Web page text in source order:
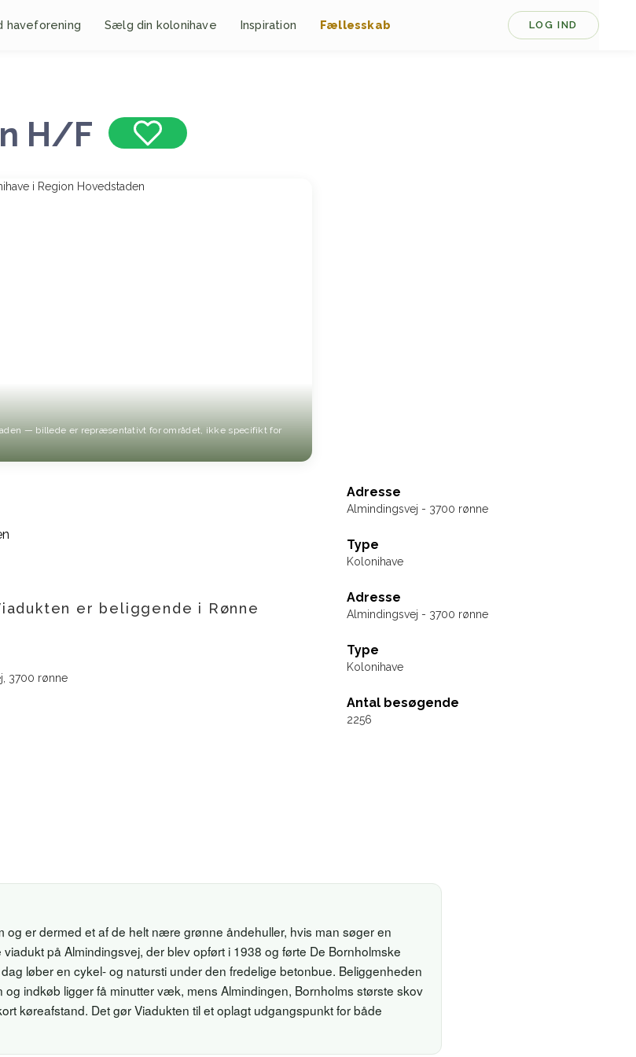
haveforening Sælg din kolonihave Inspiration Fællesskab LOG IND
H/F
— billede er repræsentativt for området, ikke specifikt for
er beliggende i Rønne
3700 rønne
Adresse
Almindingsvej - 3700 rønne
Type
Kolonihave
Adresse
Almindingsvej - 3700 rønne
Type
Kolonihave
Antal besøgende
2256
er dermed et af de helt nære grønne åndehuller, hvis man søger en
på Almindingsvej, der blev opført i 1938 og førte De Bornholmske
løber en cykel- og natursti under den fredelige betonbue. Beliggenheden
indkøb ligger få minutter væk, mens Almindingen, Bornholms største skov
køreafstand. Det gør Viadukten til et oplagt udgangspunkt for både